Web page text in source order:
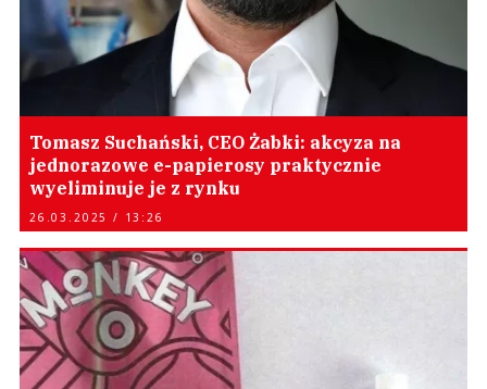
Tomasz Suchański, CEO Żabki: akcyza na
jednorazowe e-papierosy praktycznie
wyeliminuje je z rynku
26.03.2025 / 13:26